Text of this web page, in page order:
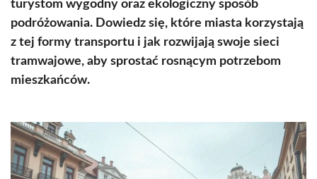
turystom wygodny oraz ekologiczny sposób
podróżowania. Dowiedz się, które miasta korzystają
z tej formy transportu i jak rozwijają swoje sieci
tramwajowe, aby sprostać rosnącym potrzebom
mieszkańców.